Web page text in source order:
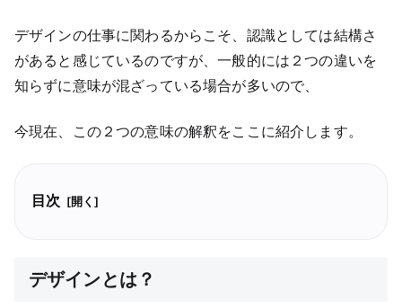
デザインの仕事に関わるからこそ、認識としては結構さ
があると感じているのですが、一般的には２つの違いを
知らずに意味が混ざっている場合が多いので、
今現在、この２つの意味の解釈をここに紹介します。
目次
デザインとは？